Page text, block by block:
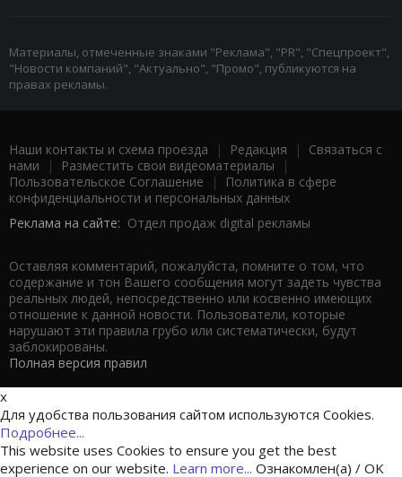
Материалы, отмеченные знаками "Реклама", "PR", "Спецпроект",
"Новости компаний", "Актуально", "Промо", публикуются на
правах рекламы.
Наши контакты и схема проезда | Редакция | Связаться с
нами | Разместить свои видеоматериалы |
Пользовательское Соглашение |
Политика в сфере
конфиденциальности и персональных данных
Реклама на сайте: Отдел продаж digital рекламы
Оставляя комментарий, пожалуйста, помните о том, что
содержание и тон Вашего сообщения могут задеть чувства
реальных людей, непосредственно или косвенно имеющих
отношение к данной новости. Пользователи, которые
нарушают эти правила грубо или систематически, будут
заблокированы.
Полная версия правил
x
Для удобства пользования сайтом используются Cookies.
Подробнее...
This website uses Cookies to ensure you get the best
experience on our website. Learn more... Ознакомлен(а) / OK